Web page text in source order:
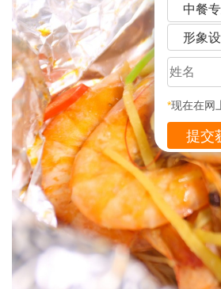
中餐
形象
*现在在网